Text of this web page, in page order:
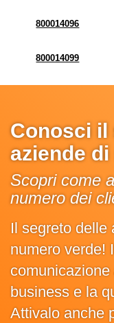
800014096
800014099
Conosci il
aziende
Scopri come
numero dei
Il segreto delle
numero verde!
business e la
Attivalo anche